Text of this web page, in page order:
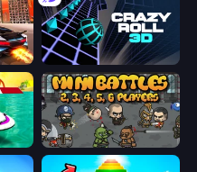
Crazy Roll 3D
MiniBattles